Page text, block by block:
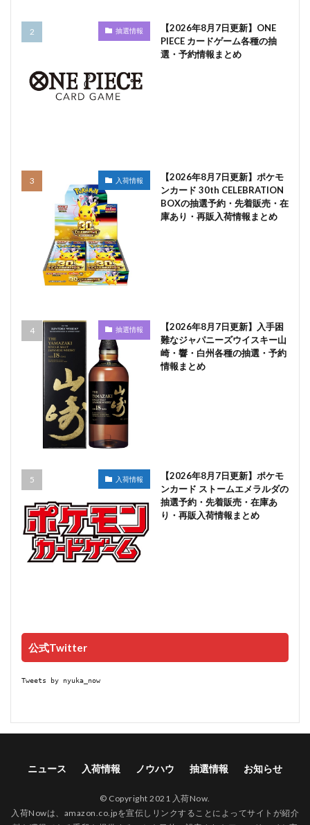
抽選情報
【2026年8月7日更新】ONE
PIECE カードゲーム各種の抽
選・予約情報まとめ
入荷情報
【2026年8月7日更新】ポケモ
ンカード 30th CELEBRATION
BOXの抽選予約・先着販売・在
庫あり・再販入荷情報まとめ
抽選情報
【2026年8月7日更新】入手困
難なジャパニーズウイスキー山
崎・響・白州各種の抽選・予約
情報まとめ
入荷情報
【2026年8月7日更新】ポケモ
ンカード ストームエメラルダの
抽選予約・先着販売・在庫あ
り・再販入荷情報まとめ
公式Twitter
Tweets by nyuka_now
ニュース 入荷情報 ノウハウ 抽選情報 お知らせ
© Copyright 2021 入荷Now.
入荷Nowは、amazon.co.jpを宣伝しリンクすることによってサイトが紹介